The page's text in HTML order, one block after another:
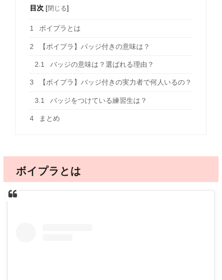
目次 [閉じる]
1 ボイプラとは
2 【ボイプラ】バッジ付きの意味は？
2.1 バッジの意味は？選ばれる理由？
3 【ボイプラ】バッジ付きの実力者で何人いるの？
3.1 バッジをつけている練習生は？
4 まとめ
ボイプラとは